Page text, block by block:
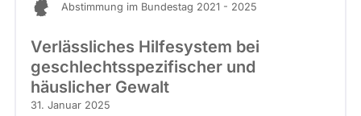
Abstimmung im Bundestag 2021 - 2025
Verlässliches Hilfesystem bei
geschlechtsspezifischer und
häuslicher Gewalt
31. Januar 2025